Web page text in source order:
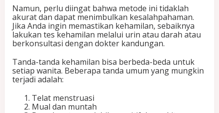
Namun, perlu diingat bahwa metode ini tidaklah
akurat dan dapat menimbulkan kesalahpahaman.
Jika Anda ingin memastikan kehamilan, sebaiknya
lakukan tes kehamilan melalui urin atau darah atau
berkonsultasi dengan dokter kandungan.
Tanda-tanda kehamilan bisa berbeda-beda untuk
setiap wanita. Beberapa tanda umum yang mungkin
terjadi adalah:
Telat menstruasi
Mual dan muntah